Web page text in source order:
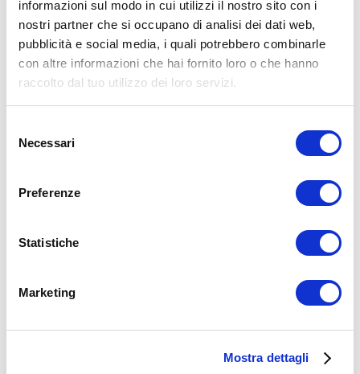
informazioni sul modo in cui utilizzi il nostro sito con i
nostri partner che si occupano di analisi dei dati web,
pubblicità e social media, i quali potrebbero combinarle
con altre informazioni che hai fornito loro o che hanno
raccolto dal tuo utilizzo dei loro servizi.
delNecessari
Preferenze
Statistiche
Marketing
Mostra dettagli
15WORKOUT SCARICA ORA
ALLENATI CON ME!